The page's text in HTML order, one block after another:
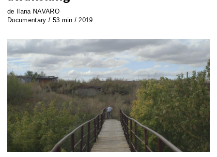
de Ilana NAVARO
Documentary / 53 min / 2019